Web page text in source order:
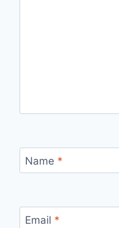
Name *
Email *